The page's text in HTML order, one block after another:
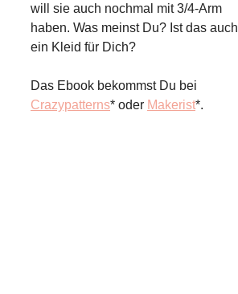
will sie auch nochmal mit 3/4-Arm
haben. Was meinst Du? Ist das auch
ein Kleid für Dich?
Das Ebook bekommst Du bei
Crazypatterns* oder Makerist*.